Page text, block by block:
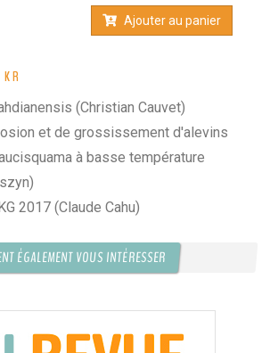
FRANCE : 52ème congrès du KCF
Ajouter au panier
(Christian Cauvet)
et de grossissement d'alevins
à basse température
2017 (Claude Cahu)
ÉGALEMENT VOUS INTÉRESSER